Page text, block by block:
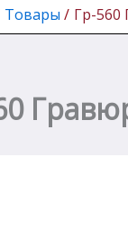
Товары Гр-560